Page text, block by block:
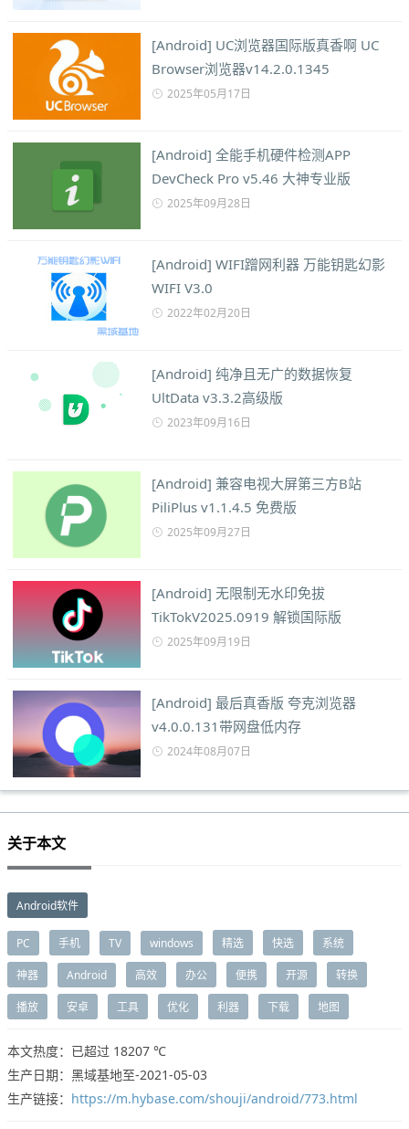
[Android] UC浏览器国际版真香啊 UC
Browser浏览器v14.2.0.1345
2025年05月17日
[Android] 全能手机硬件检测APP
DevCheck Pro v5.46 大神专业版
2025年09月28日
[Android] WIFI蹭网利器 万能钥匙幻影
WIFI V3.0
2022年02月20日
[Android] 纯净且无广的数据恢复
UltData v3.3.2高级版
2023年09月16日
[Android] 兼容电视大屏第三方B站
PiliPlus v1.1.4.5 免费版
2025年09月27日
[Android] 无限制无水印免拔
TikTokV2025.0919 解锁国际版
2025年09月19日
[Android] 最后真香版 夸克浏览器
v4.0.0.131带网盘低内存
2024年08月07日
关于本文
Android软件
PC 手机 TV windows 精选 快选 系统
神器 Android 高效 办公 便携 开源 转换
播放 安卓 工具 优化 利器 下载 地图
本文热度：已超过 18207 ℃
生产日期：黑域基地至-2021-05-03
生产链接： https://m.hybase.com/shouji/android/773.html